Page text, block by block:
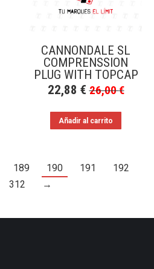
CANNONDALE SL
COMPRENSSION
PLUG WITH TOPCAP
22,88 € 26,00€
Añadir al carrito
189 190 191
192
312 →